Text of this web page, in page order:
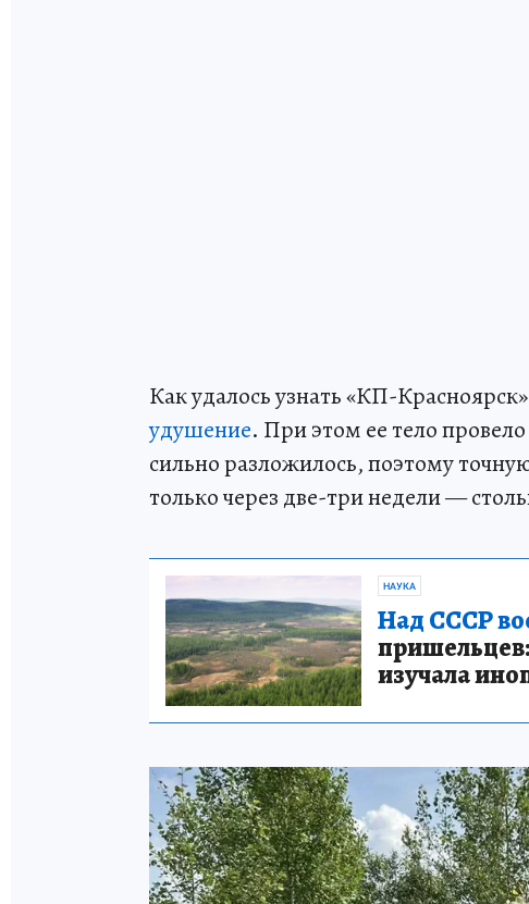
Как удалось узнать «КП-
удушение. При этом ее тело
сильно разложилось, поэтому
только через две-три недели —
НАУКА
Над СССР
пришельцев:
изучала